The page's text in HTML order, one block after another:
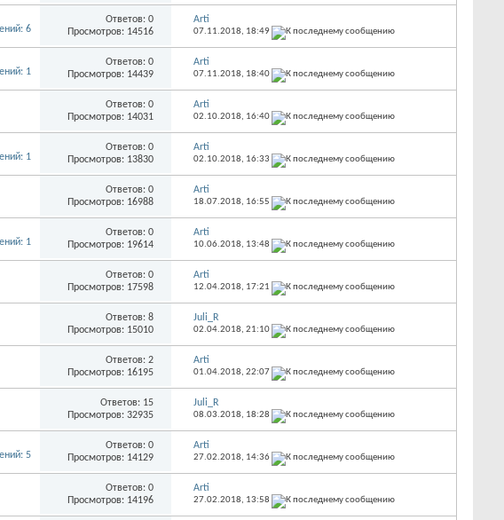
Ответов: 0
Просмотров: 14516
Arti
07.11.2018, 18:49
Ответов: 0
Просмотров: 14439
Arti
07.11.2018, 18:40
Ответов: 0
Просмотров: 14031
Arti
02.10.2018, 16:40
Ответов: 0
Просмотров: 13830
Arti
02.10.2018, 16:33
Ответов: 0
Просмотров: 16988
Arti
18.07.2018, 16:55
Ответов: 0
Просмотров: 19614
Arti
10.06.2018, 13:48
Ответов: 0
Просмотров: 17598
Arti
12.04.2018, 17:21
Ответов: 8
Просмотров: 15010
Juli_R
02.04.2018, 21:10
Ответов: 2
Просмотров: 16195
Arti
01.04.2018, 22:07
Ответов: 15
Просмотров: 32935
Juli_R
08.03.2018, 18:28
Ответов: 0
Просмотров: 14129
Arti
27.02.2018, 14:36
Ответов: 0
Просмотров: 14196
Arti
27.02.2018, 13:58